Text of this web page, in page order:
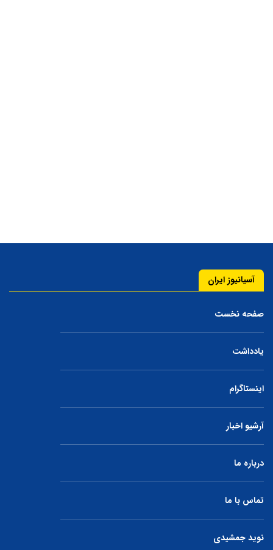
آسیانیوز ایران
صفحه نخست
یادداشت
اینستاگرام
آرشیو اخبار
درباره ما
تماس با ما
نوید جمشیدی